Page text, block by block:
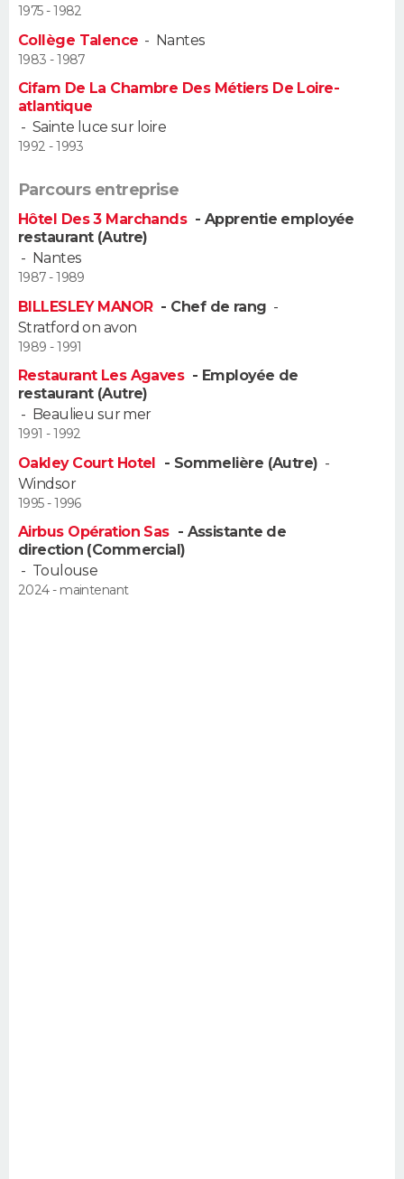
Alimentation
Guide de la santé
Maladies
Médicaments
Sommeil
VOYAGE
PHOTO
GUIDES D'ACHAT
Carte de Noël
Carte Bonne année
Carte Saint-Valentin
Carte Pâques
Carte d'anniversaire
DICTIONNAIRE
COPAINS D'AVANT
S'inscrire
Se connecter
Lycées
Collèges
Primaires
Universités
Entreprises
Service militaire
Avis de recherche
AVIS DE DÉCÈS
FORUM
Bricolage
Lifestyle
Culture
SportAuto
Television
Voyage
Cinema
1975 - 1982
Collège Talence - Nantes
1983 - 1987
Cifam De La Chambre Des Métiers De Loire-
atlantique
- Sainte luce sur loire
1992 - 1993
Parcours entreprise
Hôtel Des 3 Marchands - Apprentie employée
restaurant (Autre)
- Nantes
1987 - 1989
BILLESLEY MANOR - Chef de rang -
Stratford on avon
1989 - 1991
Restaurant Les Agaves - Employée de
restaurant (Autre)
- Beaulieu sur mer
1991 - 1992
Oakley Court Hotel - Sommelière (Autre) -
Windsor
1995 - 1996
Airbus Opération Sas - Assistante de
direction (Commercial)
- Toulouse
2024 - maintenant